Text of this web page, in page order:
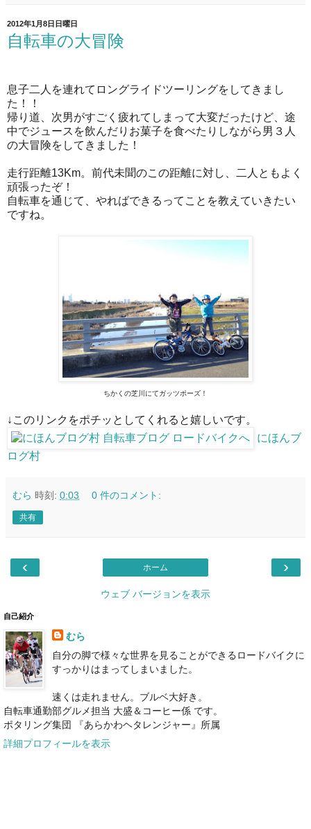
2012年1月8日日曜日
自転車の大冒険
息子二人を連れてロングライドツーリングをしてきまし
た！！
帰り道、次男がすごく疲れてしまって大変だったけど、途
中でジュースを飲んだりお菓子を食べたりしながら男３人
の大冒険をしてきました！
走行距離13Km。前代未聞のこの距離に対し、二人ともよく
頑張ったぞ！
自転車を通じて、やればできるってことを教えていきたい
ですね。
ちかくの芝川にてガッツポーズ！
↓このリンクをポチッとしてくれると嬉しいです。
にほんブ
ログ村
むら 時刻: 0:03 0 件のコメント:
共有
‹ ›
ホーム
ウェブ バージョンを表示
自己紹介
むら
自分の脚で様々な世界を見ることができるロードバイクに
すっかりはまってしまいました。
速くは走れません。ブルベ大好き。
自転車通勤部グルメ担当 大盛＆コーヒー係 です。
ポタリング集団 『あらかわヘタレンジャー』所属
詳細プロフィールを表示